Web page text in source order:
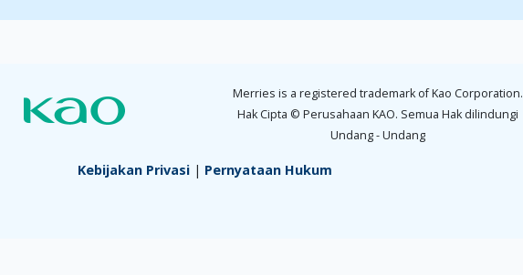
untuk menyusu.
lainnya merupakan cara darurat saja. Jika masih bisa dengan cara lain
lebih dari 2 tahun, sebaiknya gunakan cara tersebut. Selamat
Merries is a registered trademark of Kao Corporation.
Hak Cipta © Perusahaan KAO. Semua Hak dilindungi
Undang - Undang
Kebijakan Privasi| Pernyataan Hukum